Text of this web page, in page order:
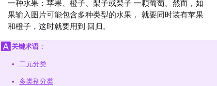
一种水果：苹果、橙子、梨子或梨子 一颗葡萄。然而，如
果输入图片可能包含多种类型的水果， 就要同时装有苹果
和橙子，这时就要用到 回归。
关键术语 ：
二元分类
多类别分类